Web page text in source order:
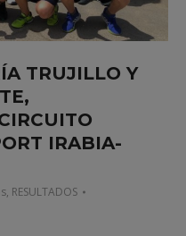
TRUJILLO Y
IRABIA-
, RESULTADOS